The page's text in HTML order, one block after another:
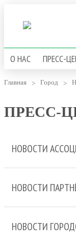
О НАС ПРЕСС-
Главная Город
ПРЕСС-
НОВОСТИ
НОВОСТИ
НОВОСТИ